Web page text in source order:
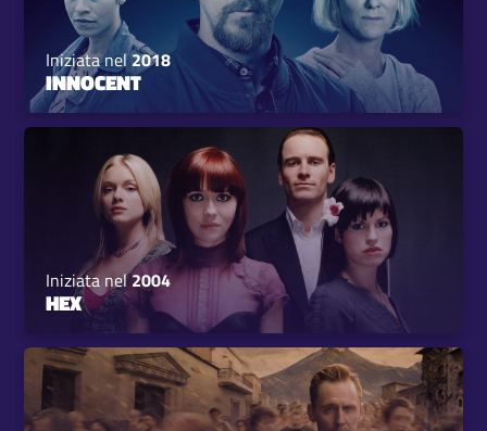
Iniziata nel2018
INNOCENT
Iniziata nel2004
HEX